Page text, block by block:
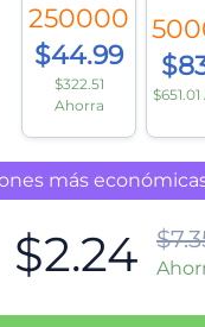
250000
$44.99
$322.51
Ahorra
más
$2.24